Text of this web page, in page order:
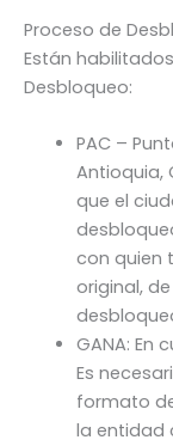
Proceso de
Están
Desbloqueo:
PAC –
Antioquia,
que el
con quien
original,
GANA: En
Es
formato
la entidad